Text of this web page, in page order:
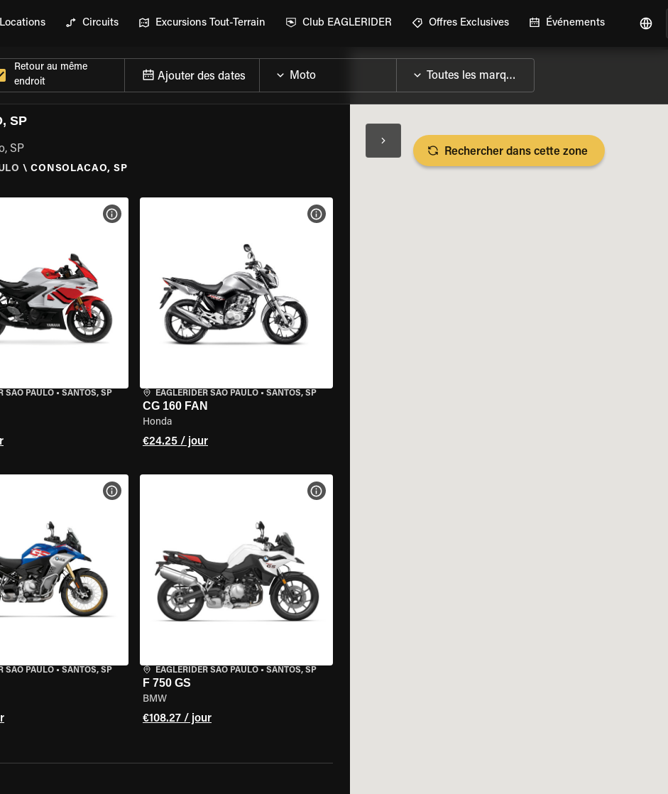
Locations Circuits Excursions Tout-Terrain Club EAGLERIDER Offres Exclusives Événements
Retour au même
endroit
Ajouter des dates
SP
SP
\ CONSOLACAO, SP
DE LA MOTO
SAO PAULO• SANTOS, SP
VOIR LES SPÉCIFICATIONS DE LA MOTO
EAGLERIDER SAO PAULO• SANTOS, SP
CG 160 FAN
Honda
€24.25 / jour
VOIR LES SPÉCIFICATIONS DE LA MOTO
DE LA MOTO
SAO PAULO• SANTOS, SP
VOIR LES SPÉCIFICATIONS DE LA MOTO
EAGLERIDER SAO PAULO• SANTOS, SP
F 750 GS
BMW
€108.27 / jour
VOIR LES SPÉCIFICATIONS DE LA MOTO
Rechercher dans cette zone